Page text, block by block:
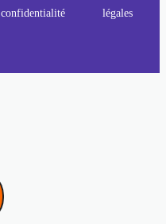
confidentialité légales